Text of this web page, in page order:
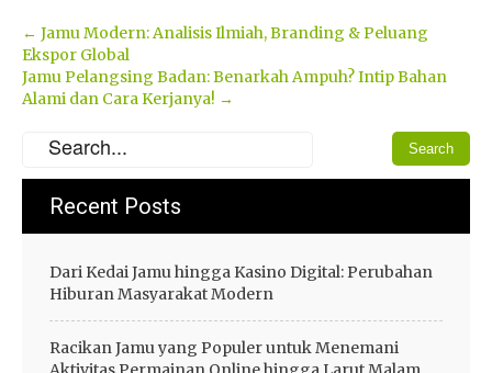
Post
navigation
← Jamu Modern: Analisis Ilmiah, Branding & Peluang
Ekspor Global
Jamu Pelangsing Badan: Benarkah Ampuh? Intip Bahan
Alami dan Cara Kerjanya! →
Recent Posts
Dari Kedai Jamu hingga Kasino Digital: Perubahan
Hiburan Masyarakat Modern
Racikan Jamu yang Populer untuk Menemani